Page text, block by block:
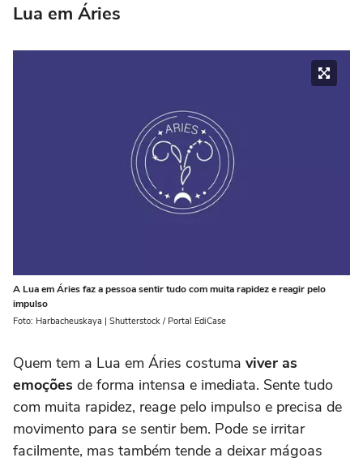
Lua em Áries
A Lua em Áries faz a pessoa sentir tudo com muita rapidez e reagir pelo
impulso
Foto: Harbacheuskaya | Shutterstock / Portal EdiCase
Quem tem a Lua em Áries costuma viver as
emoções de forma intensa e imediata. Sente tudo
com muita rapidez, reage pelo impulso e precisa de
movimento para se sentir bem. Pode se irritar
facilmente, mas também tende a deixar mágoas